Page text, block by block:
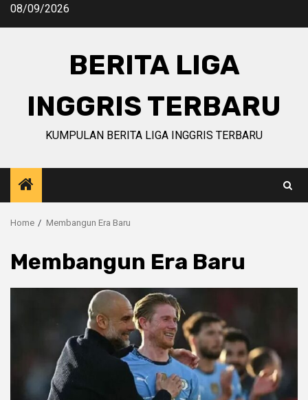
Skip08/09/2026
BERITA LIGA
INGGRIS TERBARU
KUMPULAN BERITA LIGA INGGRIS TERBARU
Home Membangun Era Baru
Membangun Era Baru